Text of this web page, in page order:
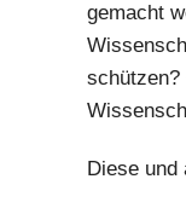
gemacht
Diese